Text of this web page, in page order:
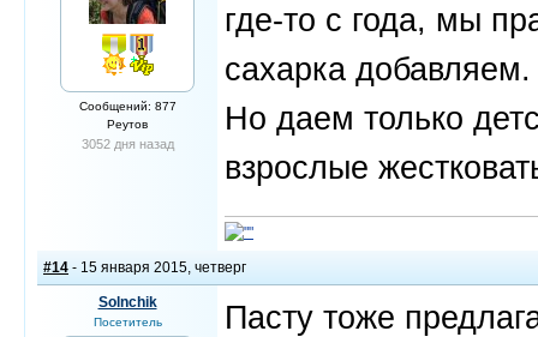
Сообщений: 877
Реутов
3052 дня назад
где-то с года, мы
сахарка добавляем.
Но даем только
взрослые
#14 - 15 января 2015, четверг
Solnchik
Посетитель
Пасту тоже